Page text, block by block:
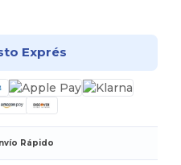
Exprés
Rápido